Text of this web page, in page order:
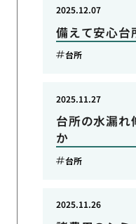
備えて安心台
2025.12.07
台所
台所の水漏れ
か
2025.11.27
台所
2025.11.26